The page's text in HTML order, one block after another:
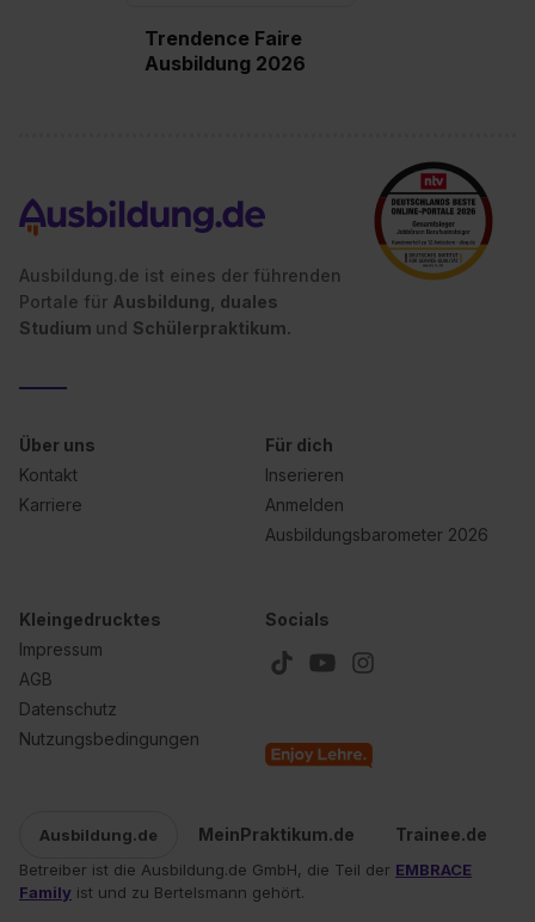
Trendence Faire
Ausbildung 2026
Ausbildung.de ist eines der führenden
Portale für Ausbildung, duales
Studium und Schülerpraktikum.
Über uns
Kontakt
Karriere
Für dich
Inserieren
Anmelden
Ausbildungsbarometer 2026
Kleingedrucktes
Impressum
AGB
Datenschutz
Nutzungsbedingungen
Socials
Ausbildung.de MeinPraktikum.de Trainee.de
Betreiber ist die Ausbildung.de GmbH, die Teil der EMBRACE
Family ist und zu Bertelsmann gehört.